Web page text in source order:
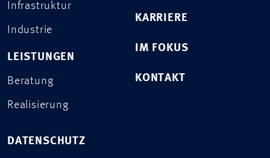
Infrastruktur
Industrie
LEISTUNGEN
Beratung
Realisierung
KARRIERE
IM FOKUS
KONTAKT
DATENSCHUTZ